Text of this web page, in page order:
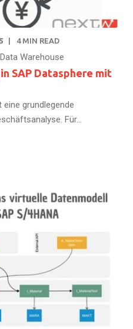
4 MIN READ
Warehouse
SAP Datasphere mit
grundlegende
Für...